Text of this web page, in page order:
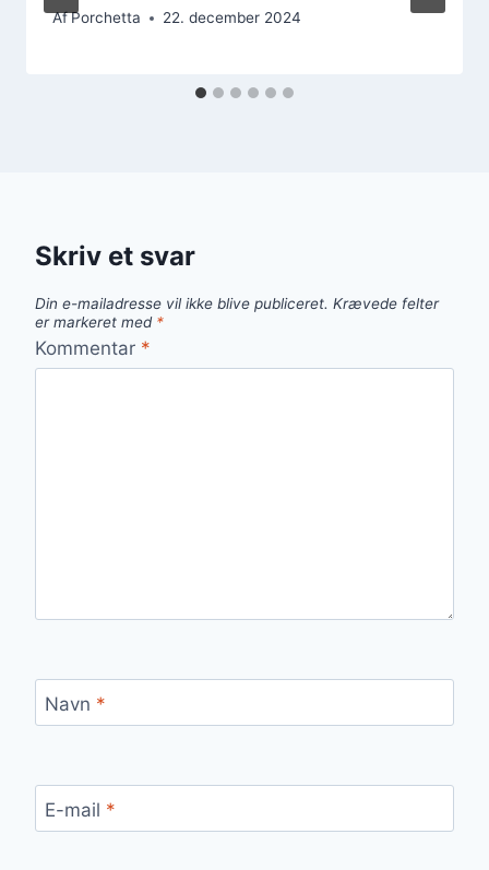
AfPorchetta 22. december 2024
Skriv et svar
Din e-mailadresse vil ikke blive publiceret. Krævede felter
er markeret med *
Kommentar *
Navn *
E-mail *